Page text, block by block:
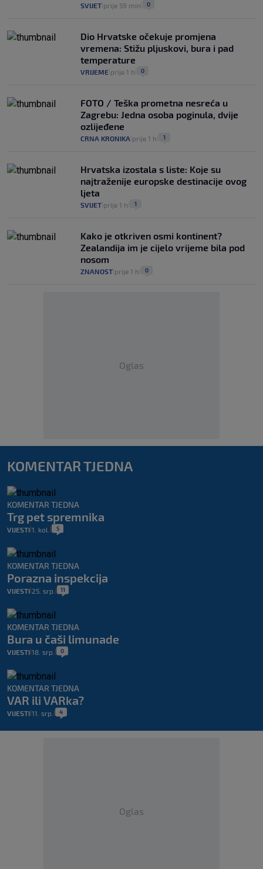
SVIJET prije 59 min 0
Dio Hrvatske očekuje promjena
vremena: Stižu pljuskovi, bura i pad
temperature
VRIJEME prije 1 h 0
FOTO / Teška prometna nesreća u
Zagrebu: Jedna osoba poginula, dvije
ozlijeđene
CRNA KRONIKA prije 1 h 1
Hrvatska izostala s liste: Koje su
najtraženije europske destinacije ovog
ljeta
SVIJET prije 1 h 1
Kako je otkriven osmi kontinent?
Zealandija im je cijelo vrijeme bila pod
nosom
ZNANOST prije 1 h 0
Oglas
KOMENTAR TJEDNA
KOMENTAR TJEDNA
Trg pet spremnika
VIJESTI 1. kol. 5
KOMENTAR TJEDNA
Porazna inspekcija
VIJESTI 25. srp. 11
KOMENTAR TJEDNA
Bura u čaši limunade
VIJESTI 18. srp. 0
KOMENTAR TJEDNA
VAR ili VARka?
VIJESTI 11. srp. 4
Oglas